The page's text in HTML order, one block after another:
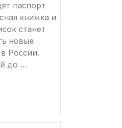
паспорт
книжка и
станет
новые
России.
до …